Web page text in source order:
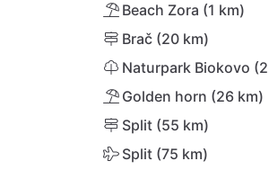
Beach Zora (1 km)
Brač (20 km)
Naturpark Biokovo
Golden horn (26 km)
Split (55 km)
Split (75 km)